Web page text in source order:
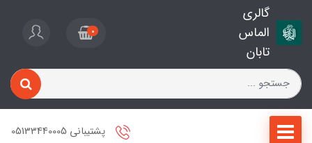
گالری
الماس
تابان
0
پشتیبانی 05133440005